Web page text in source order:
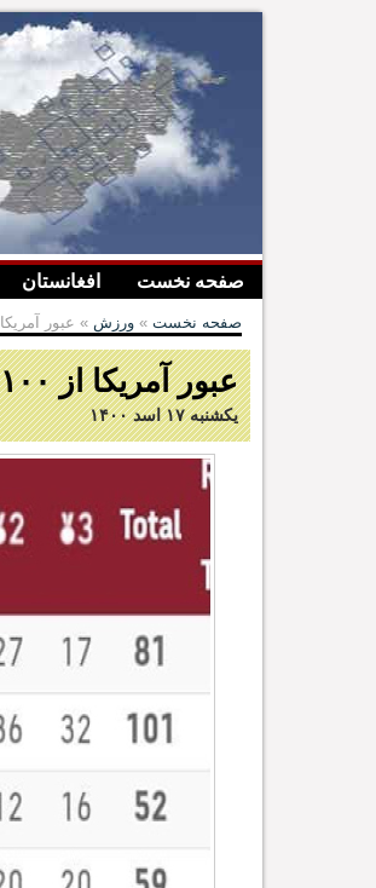
صفحه نخست افغانستان
صفحه نخست » ورزش » عبور آمریکا از ۱۰۰ مدال در
عبور آمریکا از ۱۰۰ مدال در توکیو
یکشنبه ۱۷ اسد ۱۴۰۰